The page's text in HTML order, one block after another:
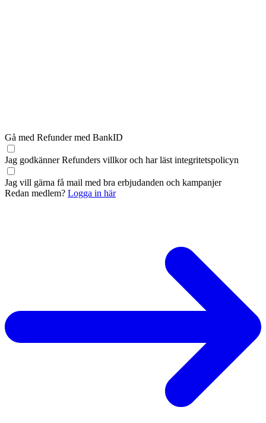
Gå med Refunder med BankID
Jag godkänner Refunders villkoroch har läst integritetspolicyn
Jag vill gärna få mail med bra erbjudanden och kampanjer
Redan medlem? Logga in här